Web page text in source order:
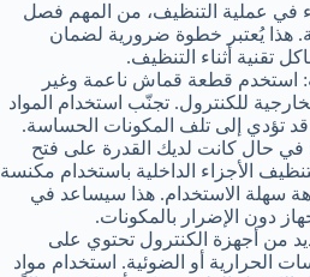
في عملية التنظيف، من المهم فصل
هذا يُعتبر خطوة ضرورية لضمان
تقنية أثناء التنظيف.
: استخدم قطعة قماش ناعمة وغير
للكنترول. تجنّب استخدام المواد
قد تؤدي إلى تلف المكونات الحساسة.
في حال كانت لديك القدرة على فتح
الأجزاء الداخلية باستخدام مكنسة
سهلة الاستخدام. هذا سيساعد في
دون الإضرار بالمكونات.
من أجهزة الكنترول تحتوي على
الحرارية أو الضوئية. استخدام مواد